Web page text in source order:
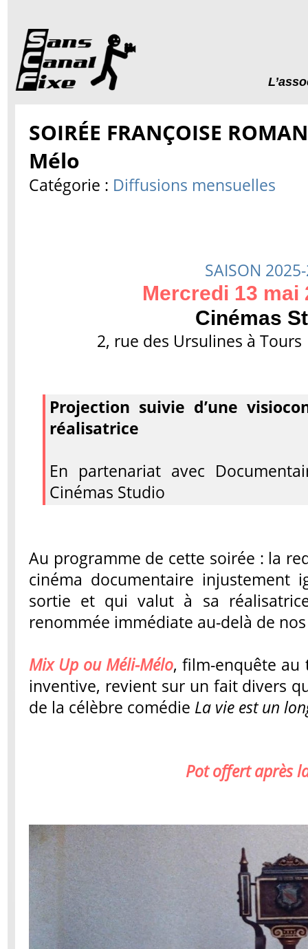
SOIRÉE FRANÇOISE
Mélo
Catégorie : Diffusions mensuelles
SAISON
Mercredi 13 mai
Cinémas
2, rue des Ursulines à
Projection suivie d’une
réalisatrice
En partenariat avec
Cinémas Studio
Au programme de cette soirée : la
cinéma documentaire injustement
sortie et qui valut à sa
renommée immédiate au-delà de
Mix Up ou Méli-Mélo, film-enquête
inventive, revient sur un fait divers
de la célèbre comédie La vie est un
Pot offert après